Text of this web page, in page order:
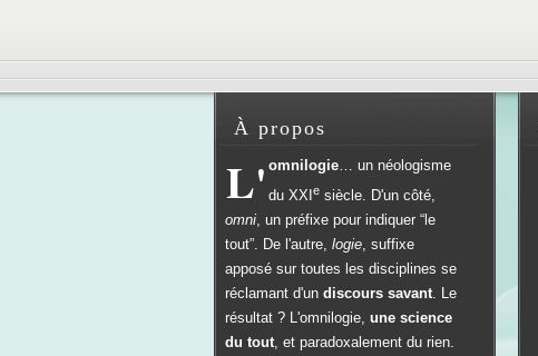
À propos
L' omnilogie … un néologisme
du XXI e siècle. D'un côté,
omni , un préfixe pour indiquer “le
tout”. De l'autre, logie , suffixe
apposé sur toutes les disciplines se
réclamant d'un discours savant . Le
résultat ? L'omnilogie, une science
du tout , et paradoxalement du rien.